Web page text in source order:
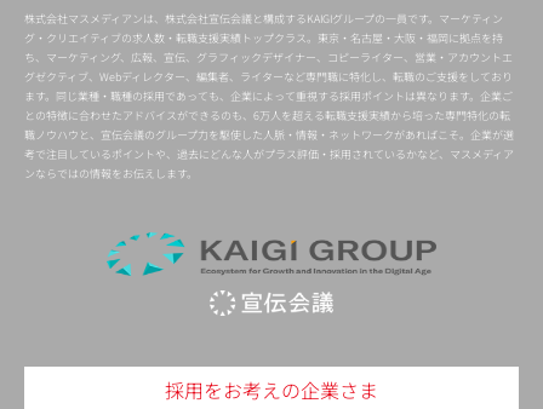
株式会社マスメディアンは、株式会社宣伝会議と構成するKAIGIグループの一員です。マーケティン
グ・クリエイティブの求人数・転職支援実績トップクラス。東京・名古屋・大阪・福岡に拠点を持
ち、マーケティング、広報、宣伝、グラフィックデザイナー、コピーライター、営業・アカウントエ
グゼクティブ、Webディレクター、編集者、ライターなど専門職に特化し、転職のご支援をしており
ます。同じ業種・職種の採用であっても、企業によって重視する採用ポイントは異なります。企業ご
との特徴に合わせたアドバイスができるのも、6万人を超える転職支援実績から培った専門特化の転
職ノウハウと、宣伝会議のグループ力を駆使した人脈・情報・ネットワークがあればこそ。企業が選
考で注目しているポイントや、過去にどんな人がプラス評価・採用されているかなど、マスメディア
ンならではの情報をお伝えします。
採用をお考えの企業さま